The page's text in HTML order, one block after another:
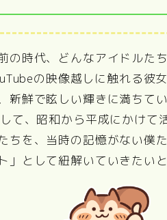
の時代、どんなアイドルた
の映像越しに触れる彼
新鮮で眩しい輝きに満ちて
て、昭和から平成にかけて
ちを、当時の記憶がない僕
」として紐解いていきたい